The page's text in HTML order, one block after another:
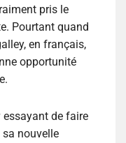
pris le
Pourtant quand
en français,
opportunité
essayant de faire
nouvelle